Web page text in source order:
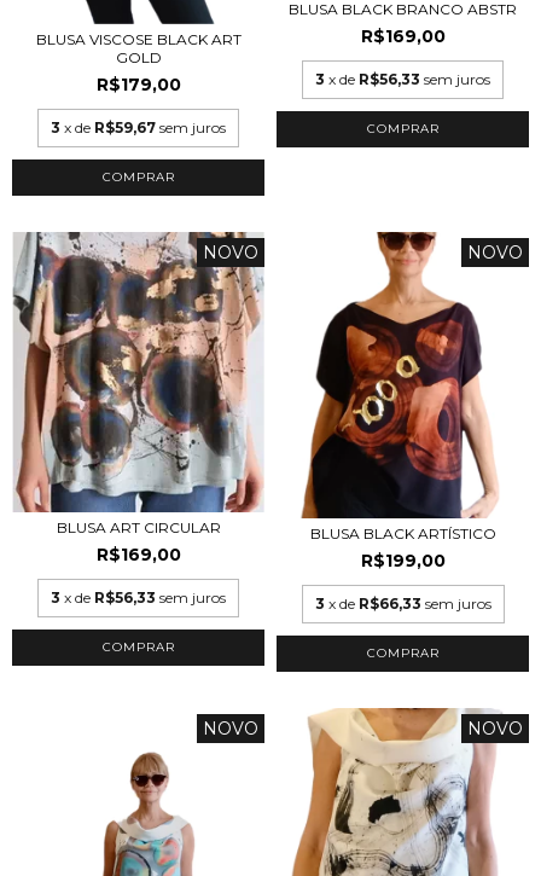
BLUSA VISCOSE BLACK ART
GOLD
R$179,00
3 x de R$59,67 sem juros
COMPRAR
BLUSA BLACK BRANCO ABSTR
R$169,00
3 x de R$56,33 sem juros
COMPRAR
NOVO
BLUSA ART CIRCULAR
R$169,00
3 x de R$56,33 sem juros
COMPRAR
NOVO
BLUSA BLACK ARTÍSTICO
R$199,00
3 x de R$66,33 sem juros
COMPRAR
NOVO NOVO